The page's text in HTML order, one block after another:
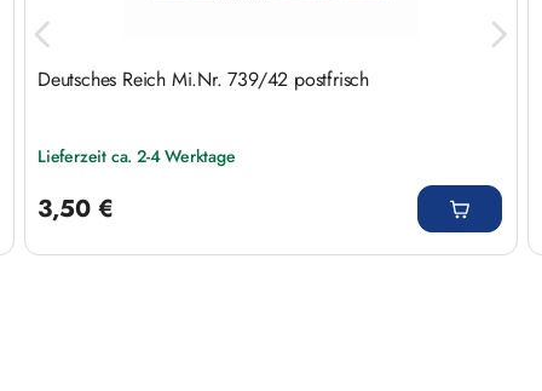
Deutsches Reich Mi.Nr. 739/42 postfrisch
Lieferzeit ca. 2-4 Werktage
3,50 €